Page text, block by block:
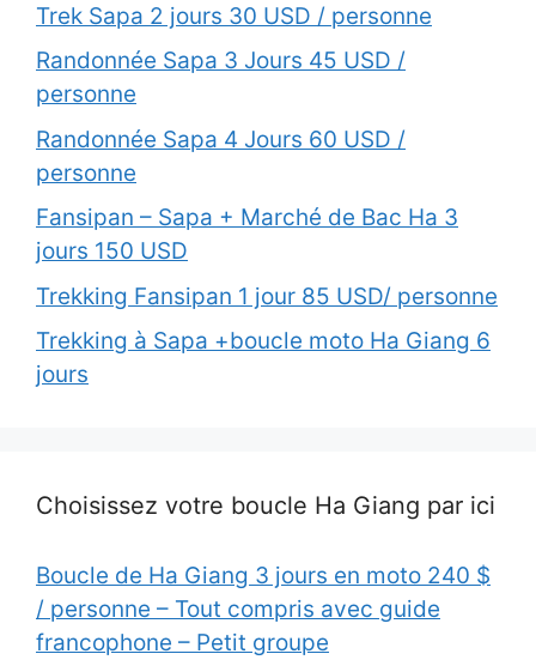
Trek Sapa 2 jours 30 USD / personne
Randonnée Sapa 3 Jours 45 USD /
personne
Randonnée Sapa 4 Jours 60 USD /
personne
Fansipan – Sapa + Marché de Bac Ha 3
jours 150 USD
Trekking Fansipan 1 jour 85 USD/ personne
Trekking à Sapa +boucle moto Ha Giang 6
jours
Choisissez votre boucle Ha Giang par ici
Boucle de Ha Giang 3 jours en moto 240 $
/ personne – Tout compris avec guide
francophone – Petit groupe